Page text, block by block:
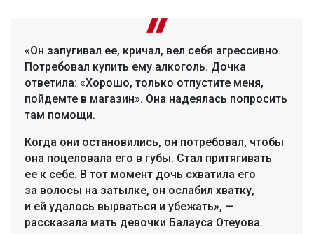
«Он запугивал ее, кричал, вел себя агрессивно.
Потребовал купить ему алкоголь. Дочка
ответила: «Хорошо, только отпустите меня,
пойдемте в магазин». Она надеялась попросить
там помощи.
Когда они остановились, он потребовал, чтобы
она поцеловала его в губы. Стал притягивать
ее к себе. В тот момент дочь схватила его
за волосы на затылке, он ослабил хватку,
и ей удалось вырваться и убежать», —
рассказала мать девочки Балауса Отеуова.